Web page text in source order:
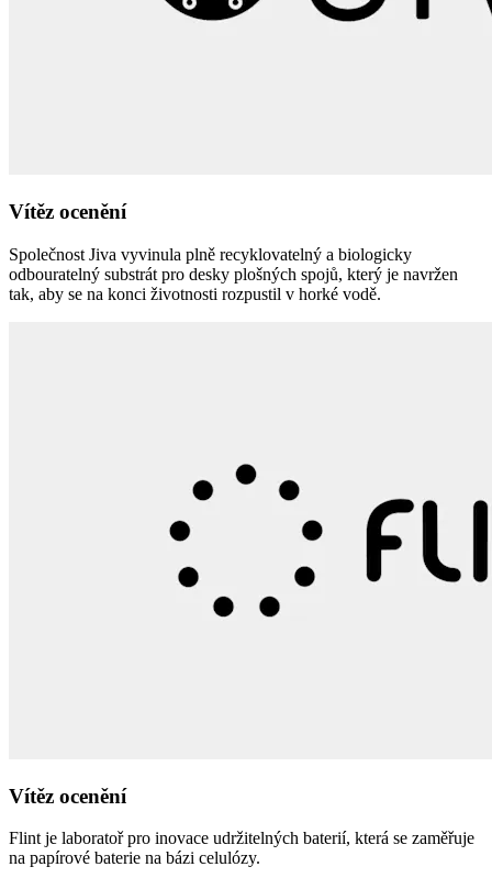
Vítěz ocenění
Společnost Jiva vyvinula plně recyklovatelný a biologicky
odbouratelný substrát pro desky plošných spojů, který je navržen
tak, aby se na konci životnosti rozpustil v horké vodě.
Vítěz ocenění
Flint je laboratoř pro inovace udržitelných baterií, která se zaměřuje
na papírové baterie na bázi celulózy.